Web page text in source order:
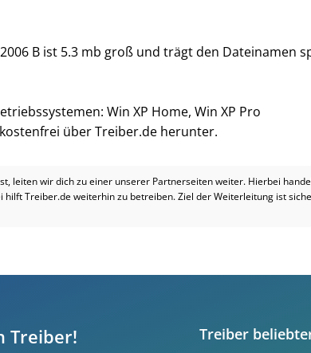
B ist 5.3 mb groß und trägt den Dateinamen
Win XP Home, Win XP Pro
über Treiber.de herunter.
leiten wir dich zu einer unserer Partnerseiten weiter. Hierbei
Treiber.de weiterhin zu betreiben. Ziel der Weiterleitung ist
Treiber! Treiber